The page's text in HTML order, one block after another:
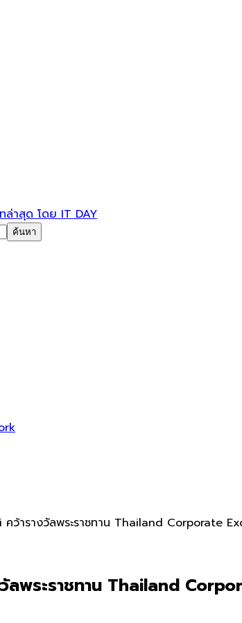
ล่าสุด โดย IT DAY
คว้ารางวัลพระราชทาน Thailand Corporate
ลพระราชทาน Thailand